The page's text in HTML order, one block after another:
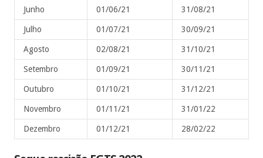
Junho 01/06/21 31/08/21
Julho 01/07/21 30/09/21
Agosto 02/08/21 31/10/21
Setembro 01/09/21 30/11/21
Outubro 01/10/21 31/12/21
Novembro 01/11/21 31/01/22
Dezembro 01/12/21 28/02/22